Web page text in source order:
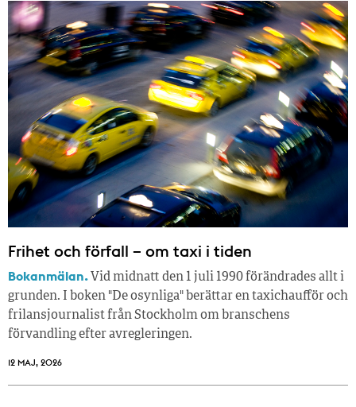
Frihet och förfall – om taxi i tiden
Bokanmälan. Vid midnatt den 1 juli 1990 förändrades allt i
grunden. I boken "De osynliga" berättar en taxichaufför och
frilansjournalist från Stockholm om branschens
förvandling efter avregleringen.
12 MAJ, 2026